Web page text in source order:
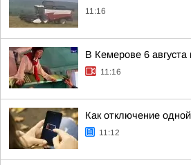
11:16
В Кемерове 6
11:16
Как отключение
11:12